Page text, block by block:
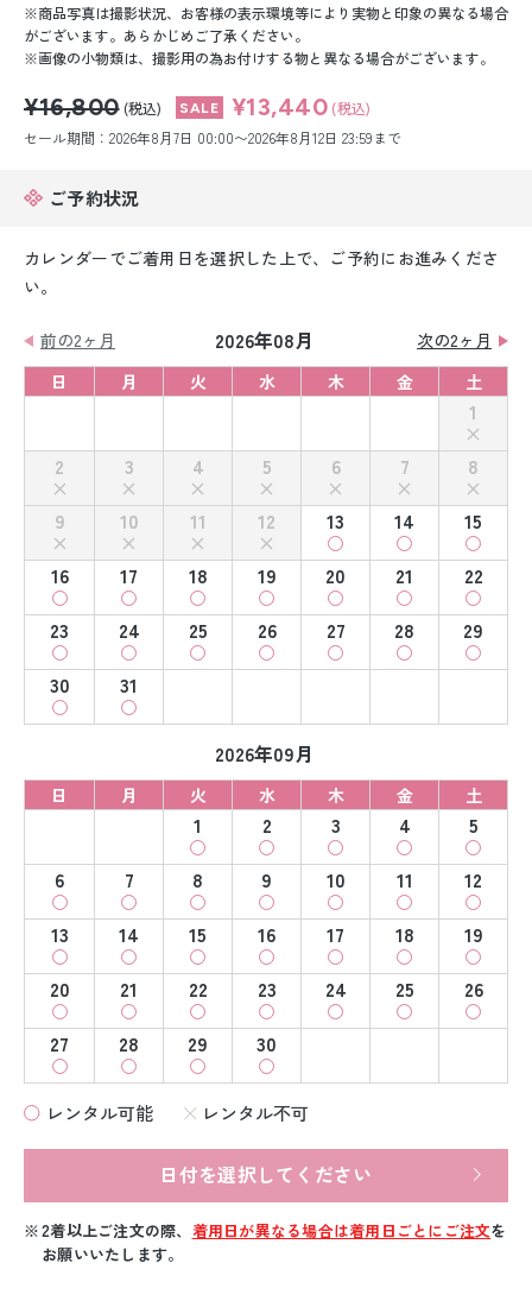
スーツレンタル
白無垢&紋付袴レンタル
引き振袖レンタル
小物販売品
商品写真は撮影状況、お客様の表示環境等により実物と印象の異なる場合
がございます。あらかじめご了承ください。
画像の小物類は、撮影用の為お付けする物と異なる場合がございます。
¥16,800 (税込) ¥13,440 (税込)
セール期間：2026年8月7日 00:00〜2026年8月12日 23:59まで
ご予約状況
カレンダーでご着用日を選択した上で、ご予約にお進みくださ
い。
前の2ヶ月 2026年08月
次の2ヶ月
日
月 火 水 木 金 土
1
2
3 4 5 6 7
8
9
10 11 12 13 14
15
16
17 18 19 20 21
22
23
24 25 26 27 28
29
30
31
2026年09月
日 月 火 水 木 金 土
1 2 3 4
5
6
7 8 9 10 11
12
13
14 15 16 17 18
19
20
21 22 23 24 25
26
27
28 29 30
レンタル可能 レンタル不可
日付を選択してください
2着以上ご注文の際、 着用日が異なる場合は着用日ごとにご注文を
お願いいたします。